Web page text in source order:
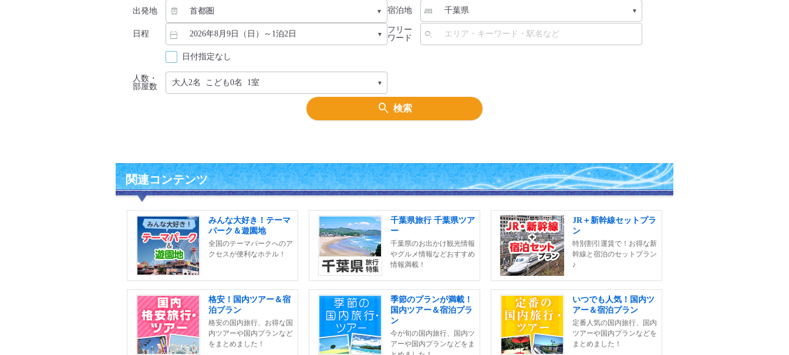
出発地 宿泊地
フリー
ワード
日程
日付指定なし
人数・
部屋数
検索
関連コンテンツ
みんな大好き！テーマ
パーク＆遊園地
全国のテーマパークへのア
クセスが便利なホテル！
千葉県旅行 千葉県ツア
ー
千葉県のお出かけ観光情報
やグルメ情報などおすすめ
情報満載！
JR＋新幹線セットプラ
ン
特別割引運賃で！お得な新
幹線と宿泊のセットプラン
♪
格安！国内ツアー＆宿
泊プラン
格安の国内旅行、お得な国
内ツアーや国内プランなど
をまとめました！
季節のプランが満載！
国内ツアー＆宿泊プラ
ン
今が旬の国内旅行、国内ツ
アーや国内プランなどをま
いつでも人気！国内ツ
アー＆宿泊プラン
定番人気の国内旅行、国内
ツアーや国内プランなどを
まとめました！